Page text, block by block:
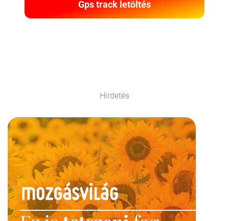
Gps track letöltés
Hirdetés